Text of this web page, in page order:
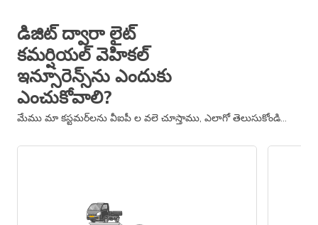
డిజిట్ ద్వారా లైట్
కమర్షియల్ వెహికల్
ఇన్సూరెన్స్‌ను ఎందుకు
ఎంచుకోవాలి?
మేము మా కస్టమర్‌లను వీఐపీ ల వలె చూస్తాము, ఎలాగో తెలుసుకోండి…